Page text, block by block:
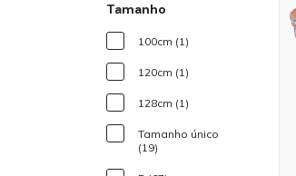
Tamanho
100cm (1)
120cm (1)
128cm (1)
Tamanho único
(19)